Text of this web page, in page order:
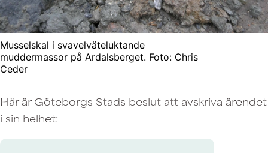
Musselskal i svavelväteluktande
muddermassor på Ardalsberget. Foto: Chris
Ceder
Här är Göteborgs Stads beslut att avskriva ärendet
i sin helhet: